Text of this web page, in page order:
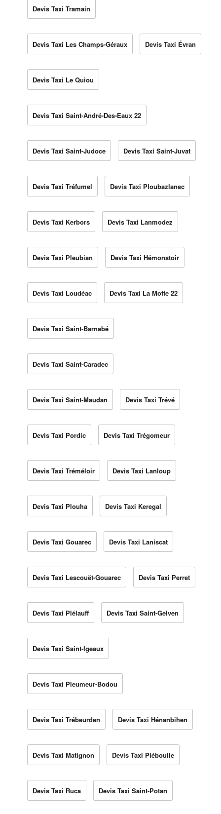
Devis Taxi Tramain
Devis Taxi Les Champs-Géraux Devis Taxi Évran
Devis Taxi Le Quiou
Devis Taxi Saint-André-Des-Eaux 22
Devis Taxi Saint-Judoce Devis Taxi Saint-Juvat
Devis Taxi Tréfumel Devis Taxi Ploubazlanec
Devis Taxi Kerbors Devis Taxi Lanmodez
Devis Taxi Pleubian Devis Taxi Hémonstoir
Devis Taxi Loudéac Devis Taxi La Motte 22
Devis Taxi Saint-Barnabé
Devis Taxi Saint-Caradec
Devis Taxi Saint-Maudan Devis Taxi Trévé
Devis Taxi Pordic Devis Taxi Trégomeur
Devis Taxi Tréméloir Devis Taxi Lanloup
Devis Taxi Plouha Devis Taxi Keregal
Devis Taxi Gouarec Devis Taxi Laniscat
Devis Taxi Lescouët-Gouarec Devis Taxi Perret
Devis Taxi Plélauff Devis Taxi Saint-Gelven
Devis Taxi Saint-Igeaux
Devis Taxi Pleumeur-Bodou
Devis Taxi Trébeurden Devis Taxi Hénanbihen
Devis Taxi Matignon Devis Taxi Pléboulle
Devis Taxi Ruca Devis Taxi Saint-Potan